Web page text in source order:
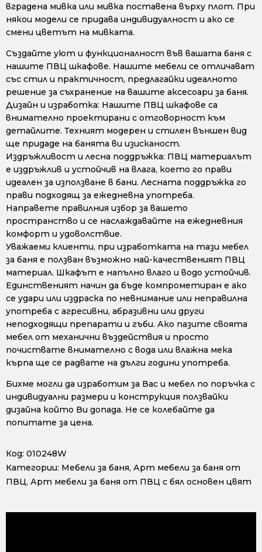
вградена мивка или мивка поставена върху плот. При
някои модели се придава индивидуалност и ако се
смени цветът на мивката.
Създайте уют и функционалност във вашата баня с
нашите ПВЦ шкафове. Нашите мебели се отличават
със стил и практичност, предлагайки идеалното
решение за съхранение на вашите аксесоари за баня.
Дизайн и изработка: Нашите ПВЦ шкафове са
внимателно проектирани с отговорност към
детайлите. Техният модерен и стилен външен вид
ще придаде на банята ви изисканост.
Издръжливост и лесна поддръжка: ПВЦ материалът
е издръжлив и устойчив на влага, което го прави
идеален за използване в бани. Лесната поддръжка го
прави подходящ за ежедневна употреба.
Направете правилния избор за вашето
пространство и се наслаждавайте на ежедневния
комфорт и удоволствие.
Уважаеми клиенти, при изработката на тази мебел
за баня е ползван възможно най-качественият ПВЦ
материал. Шкафът е напълно влаго и водо устойчив.
Единственият начин да бъде компрометиран е ако
се удари или издраска по невнимание или неправилна
употреба с агресивни, абразивни или други
неподходящи препарати и гъби. Ако пазите своята
мебел от механични въздействия и просто
почиствате внимателно с вода или влажна мека
кърпа ще се радвате на дълги години употреба.
Бихме могли да изработим за Вас и мебел по поръчка с
индивидуални размери и конструкция ползвайки
дизайна който Ви допада. Не се колебайте да
попитате за цена.
Код: 010248W
Категории: Мебели за баня, Арт мебели за баня от
ПВЦ, Арт мебели за баня от ПВЦ с бял основен цвят